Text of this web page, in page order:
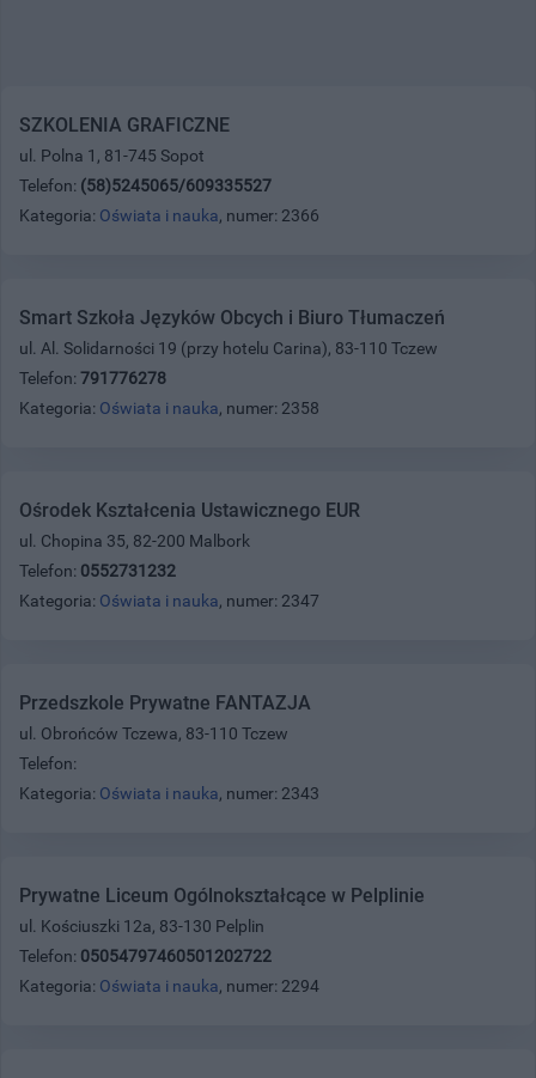
SZKOLENIA GRAFICZNE
ul. Polna 1, 81-745 Sopot
Telefon: (58)5245065/609335527
Kategoria: Oświata i nauka, numer: 2366
Smart Szkoła Języków Obcych i Biuro Tłumaczeń
ul. Al. Solidarności 19 (przy hotelu Carina), 83-110 Tczew
Telefon: 791776278
Kategoria: Oświata i nauka, numer: 2358
Ośrodek Kształcenia Ustawicznego EUR
ul. Chopina 35, 82-200 Malbork
Telefon: 0552731232
Kategoria: Oświata i nauka, numer: 2347
Przedszkole Prywatne FANTAZJA
ul. Obrońców Tczewa, 83-110 Tczew
Telefon:
Kategoria: Oświata i nauka, numer: 2343
Prywatne Liceum Ogólnokształcące w Pelplinie
ul. Kościuszki 12a, 83-130 Pelplin
Telefon: 05054797460501202722
Kategoria: Oświata i nauka, numer: 2294